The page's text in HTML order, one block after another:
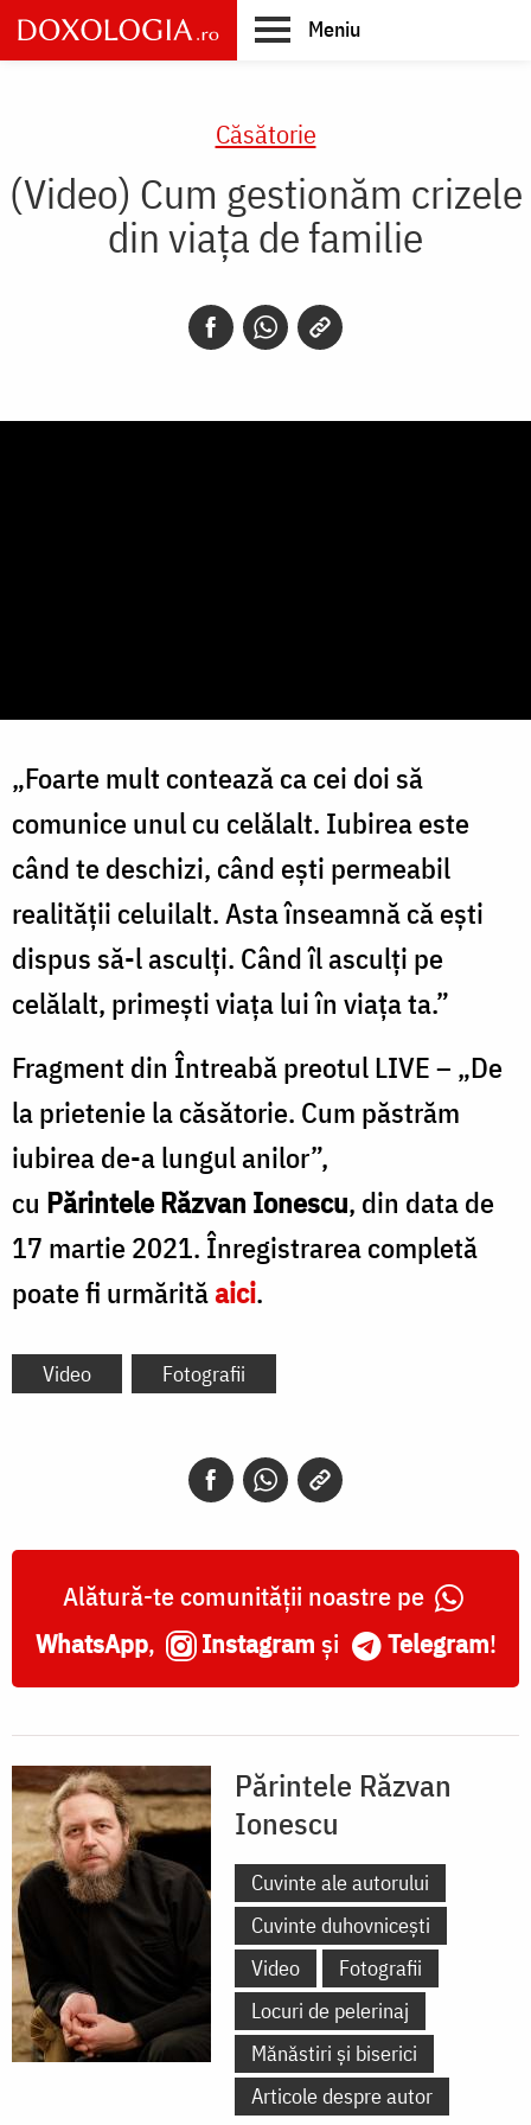
Skip
to
main
Meniu
Căsătorie
(Video) Cum gestionăm crizele
din viața de familie
„Foarte mult contează ca cei doi să
comunice unul cu celălalt. Iubirea este
când te deschizi, când ești permeabil
realității celuilalt. Asta înseamnă că ești
dispus să-l asculți. Când îl asculți pe
celălalt, primești viața lui în viața ta.”
Fragment din Întreabă preotul LIVE – „De
la prietenie la căsătorie. Cum păstrăm
iubirea de-a lungul anilor”,
cu Părintele Răzvan Ionescu, din data de
17 martie 2021. Înregistrarea completă
poate fi urmărităaici.
Video Fotografii
Alătură-te comunității noastre pe
WhatsApp, Instagram și Telegram!
Părintele Răzvan
Ionescu
Cuvinte ale autorului
Cuvinte duhovnicești
Video
Fotografii
Locuri de pelerinaj
Mănăstiri și biserici
Articole despre autor